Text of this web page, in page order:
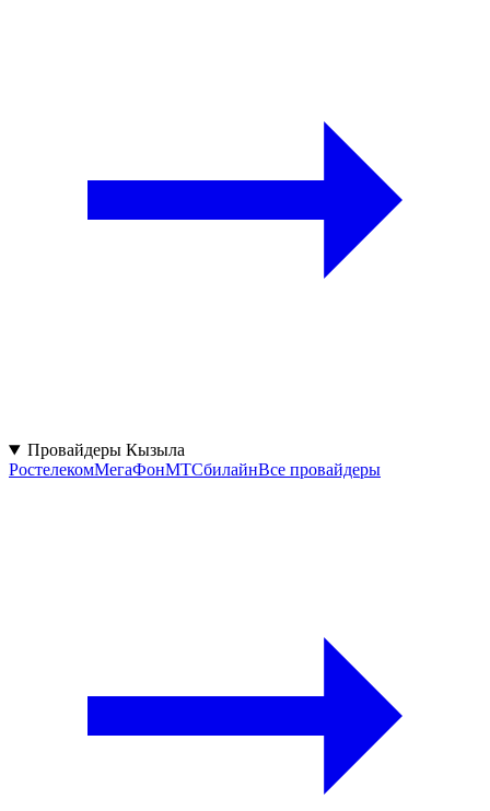
Провайдеры Кызыла
РостелекомМегаФонМТСбилайнВсе провайдеры